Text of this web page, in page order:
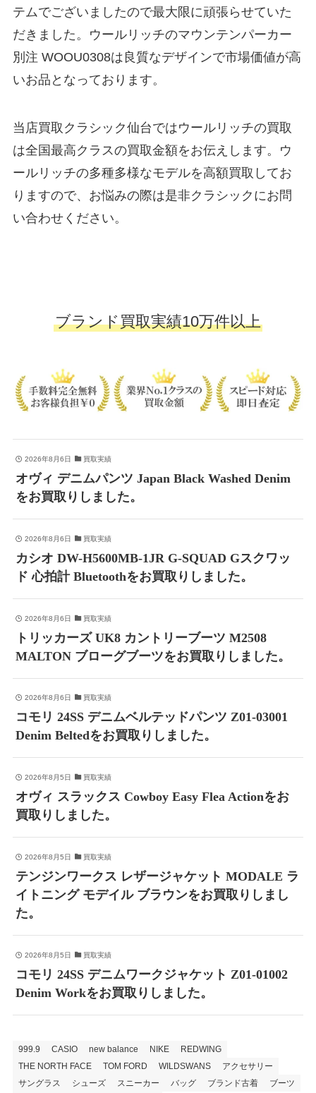
テムでございましたので最大限に頑張らせていた
だきました。ウールリッチのマウンテンパーカー
別注 WOOU0308は良質なデザインで市場価値が高
いお品となっております。
当店買取クラシック仙台ではウールリッチの買取
は全国最高クラスの買取金額をお伝えします。ウ
ールリッチの多種多様なモデルを高額買取してお
りますので、お悩みの際は是非クラシックにお問
い合わせください。
ブランド買取実績10万件以上
2026年8月6日 買取実績
オヴィ デニムパンツ Japan Black Washed Denim
をお買取りしました。
2026年8月6日 買取実績
カシオ DW-H5600MB-1JR G-SQUAD Gスクワッ
ド 心拍計 Bluetoothをお買取りしました。
2026年8月6日 買取実績
トリッカーズ UK8 カントリーブーツ M2508
MALTON ブローグブーツをお買取りしました。
2026年8月6日 買取実績
コモリ 24SS デニムベルテッドパンツ Z01-03001
Denim Beltedをお買取りしました。
2026年8月5日 買取実績
オヴィ スラックス Cowboy Easy Flea Actionをお
買取りしました。
2026年8月5日 買取実績
テンジンワークス レザージャケット MODALE ラ
イトニング モデイル ブラウンをお買取りしまし
た。
2026年8月5日 買取実績
コモリ 24SS デニムワークジャケット Z01-01002
Denim Workをお買取りしました。
999.9 CASIO new balance NIKE
REDWING
THE NORTH FACE
TOM FORD WILDSWANS
アクセサリー
サングラス
シューズ スニーカー バッグ ブランド古着
ブーツ